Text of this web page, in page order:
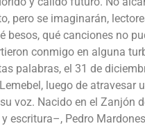
pero se imaginarán,
besos, qué canciones no
conmigo en alguna
palabras, el 31 de
luego de atravesar
voz. Nacido en el Zanjón
escritura–, Pedro